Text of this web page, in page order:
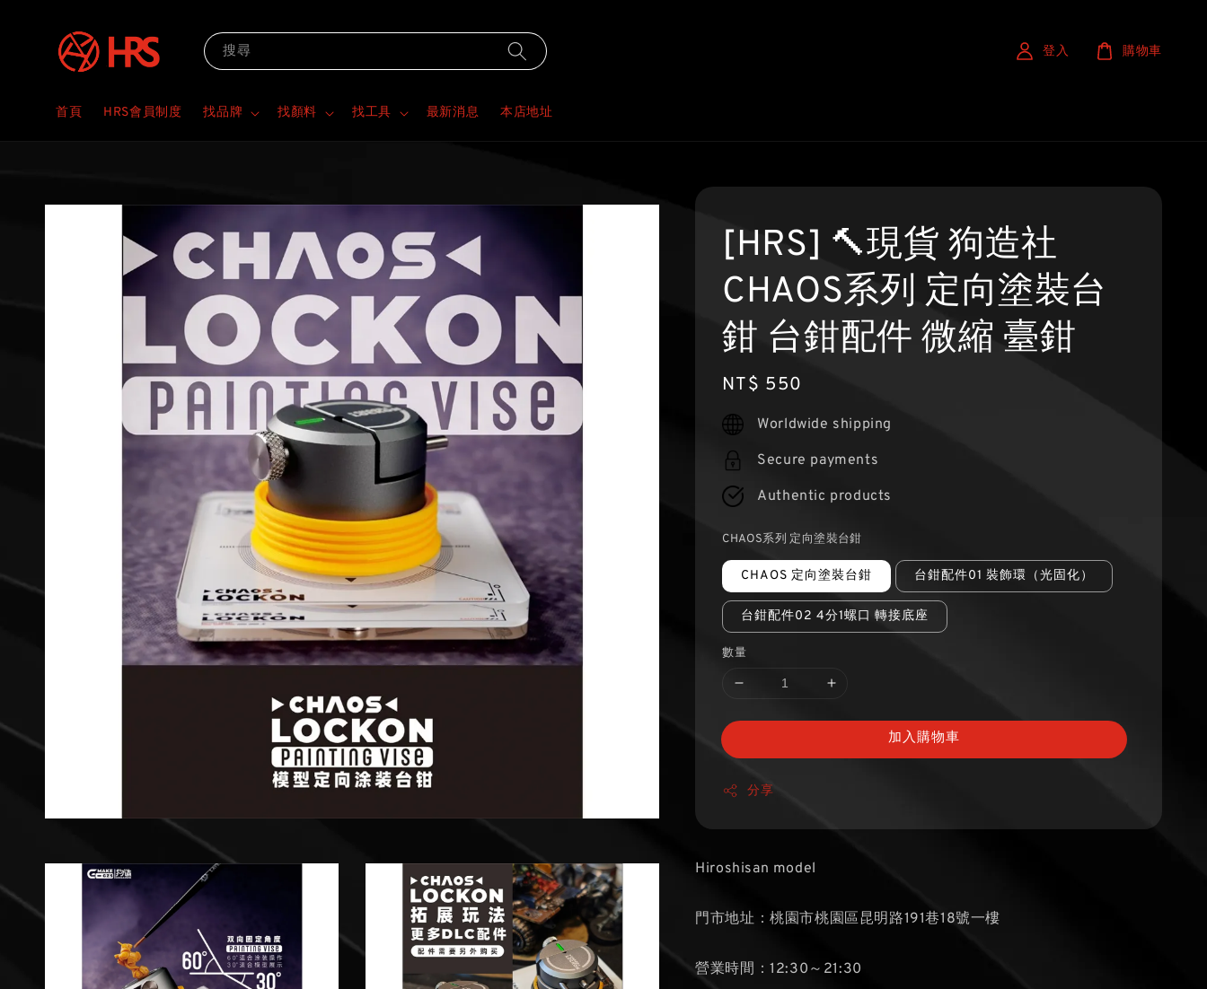
搜尋
首頁 HRS會員制度 找品牌 找顏料 找工具 最新消息 本店地址
登入 購物車
[HRS] 🔨現貨 狗造社
CHAOS系列 定向塗裝台
鉗 台鉗配件 微縮 臺鉗
Regular
price
NT$ 550
Worldwide shipping
Secure payments
Authentic products
CHAOS系列 定向塗裝台鉗
CHAOS 定向塗裝台鉗 台鉗配件01 裝飾環（光固化）
台鉗配件02 4分1螺口 轉接底座
數量
加入購物車
分享
Hiroshisan model
門市地址：桃園市桃園區昆明路191巷18號一樓
營業時間：12:30～21:30